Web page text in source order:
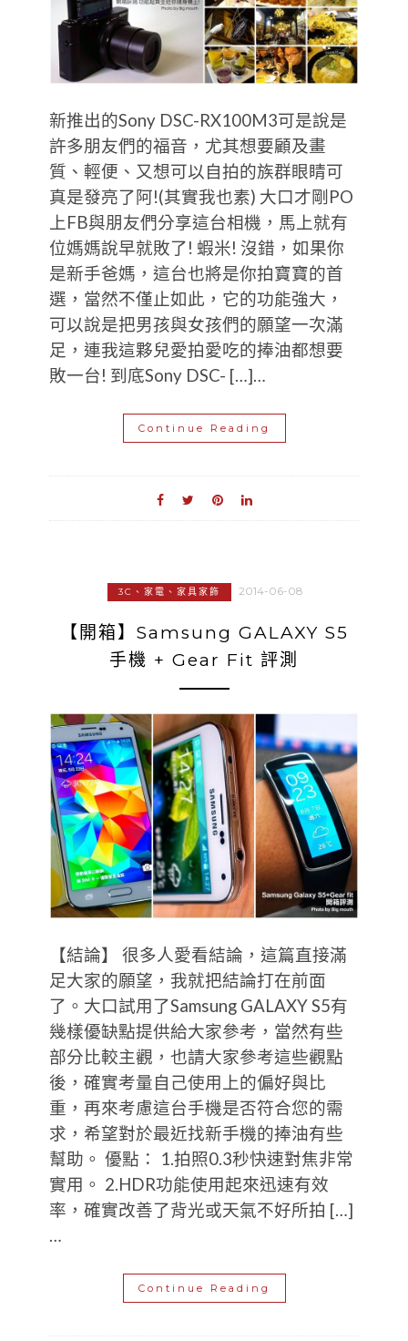
新推出的Sony DSC-RX100M3可是說是
許多朋友們的福音，尤其想要顧及畫
質、輕便、又想可以自拍的族群眼睛可
真是發亮了阿!(其實我也素) 大口才剛PO
上FB與朋友們分享這台相機，馬上就有
位媽媽說早就敗了! 蝦米! 沒錯，如果你
是新手爸媽，這台也將是你拍寶寶的首
選，當然不僅止如此，它的功能強大，
可以說是把男孩與女孩們的願望一次滿
足，連我這夥兒愛拍愛吃的捧油都想要
敗一台! 到底Sony DSC- […]…
Continue Reading
3C、家電、家具家飾 2014-06-08
【開箱】Samsung GALAXY S5
手機 + Gear Fit 評測
【結論】 很多人愛看結論，這篇直接滿
足大家的願望，我就把結論打在前面
了。大口試用了Samsung GALAXY S5有
幾樣優缺點提供給大家參考，當然有些
部分比較主觀，也請大家參考這些觀點
後，確實考量自己使用上的偏好與比
重，再來考慮這台手機是否符合您的需
求，希望對於最近找新手機的捧油有些
幫助。 優點： 1.拍照0.3秒快速對焦非常
實用。 2.HDR功能使用起來迅速有效
率，確實改善了背光或天氣不好所拍 […]
…
Continue Reading